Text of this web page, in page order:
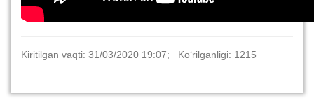
Kiritilgan vaqti: 31/03/2020 19:07; Ko‘rilganligi: 1215